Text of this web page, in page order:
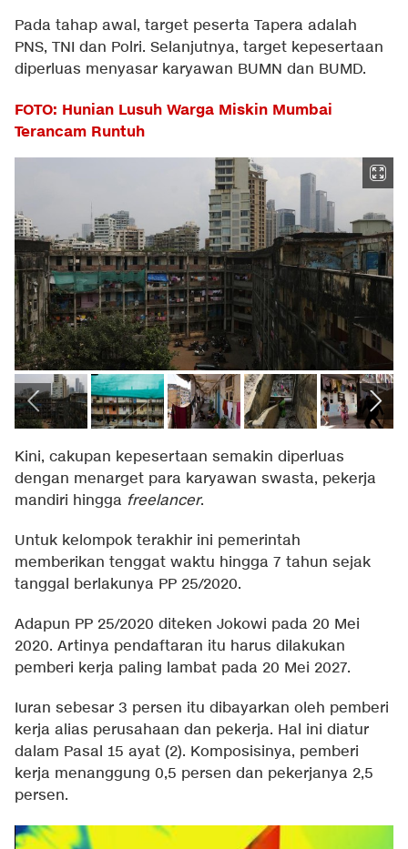
Pada tahap awal, target peserta Tapera adalah
PNS, TNI dan Polri. Selanjutnya, target kepesertaan
diperluas menyasar karyawan BUMN dan BUMD.
FOTO: Hunian Lusuh Warga Miskin Mumbai
Terancam Runtuh
Kini, cakupan kepesertaan semakin diperluas
dengan menarget para karyawan swasta, pekerja
mandiri hingga freelancer.
Untuk kelompok terakhir ini pemerintah
memberikan tenggat waktu hingga 7 tahun sejak
tanggal berlakunya PP 25/2020.
Adapun PP 25/2020 diteken Jokowi pada 20 Mei
2020. Artinya pendaftaran itu harus dilakukan
pemberi kerja paling lambat pada 20 Mei 2027.
Iuran sebesar 3 persen itu dibayarkan oleh pemberi
kerja alias perusahaan dan pekerja. Hal ini diatur
dalam Pasal 15 ayat (2). Komposisinya, pemberi
kerja menanggung 0,5 persen dan pekerjanya 2,5
persen.